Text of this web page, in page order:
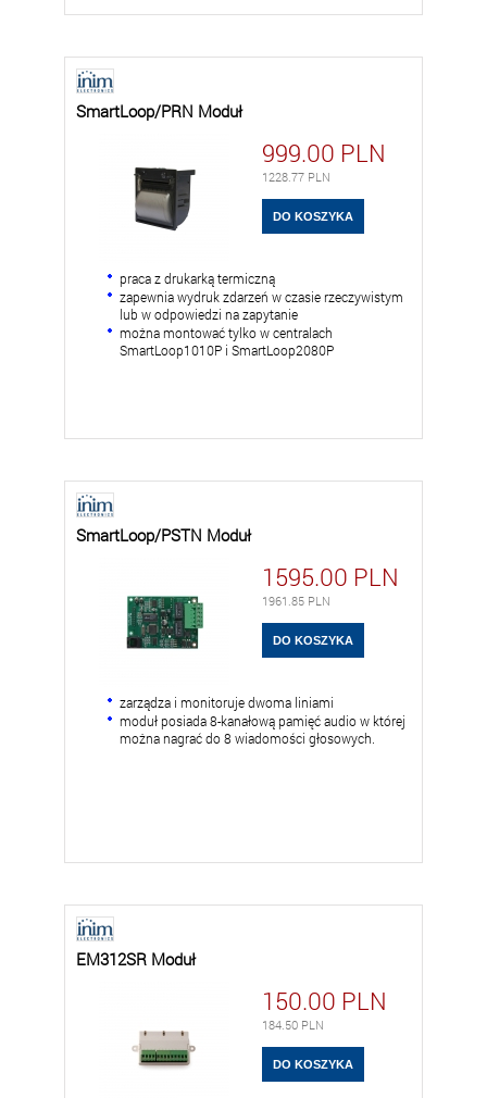
SmartLoop/PRN Moduł
999.00 PLN
1228.77 PLN
praca z drukarką termiczną
zapewnia wydruk zdarzeń w czasie rzeczywistym
lub w odpowiedzi na zapytanie
można montować tylko w centralach
SmartLoop1010P i SmartLoop2080P
SmartLoop/PSTN Moduł
1595.00 PLN
1961.85 PLN
zarządza i monitoruje dwoma liniami
moduł posiada 8-kanałową pamięć audio w której
można nagrać do 8 wiadomości głosowych.
EM312SR Moduł
150.00 PLN
184.50 PLN